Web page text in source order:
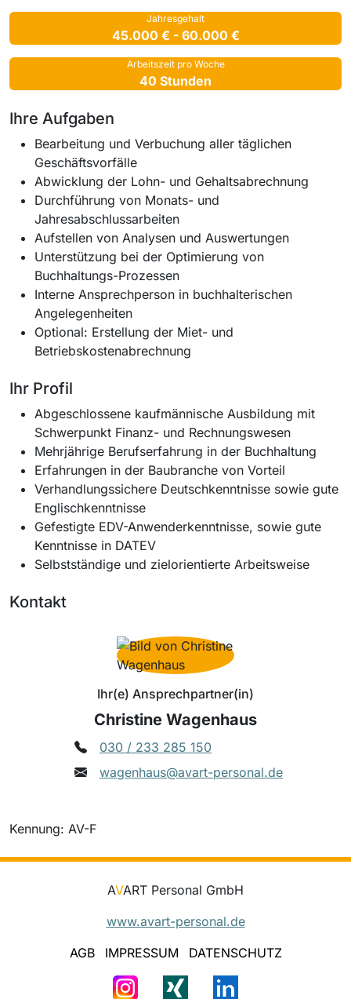
Jahresgehalt
45.000 € - 60.000 €
Arbeitszeit pro Woche
40 Stunden
Ihre Aufgaben
Bearbeitung und Verbuchung aller täglichen
Geschäftsvorfälle
Abwicklung der Lohn- und Gehaltsabrechnung
Durchführung von Monats- und
Jahresabschlussarbeiten
Aufstellen von Analysen und Auswertungen
Unterstützung bei der Optimierung von
Buchhaltungs-Prozessen
Interne Ansprechperson in buchhalterischen
Angelegenheiten
Optional: Erstellung der Miet- und
Betriebskostenabrechnung
Ihr Profil
Abgeschlossene kaufmännische Ausbildung mit
Schwerpunkt Finanz- und Rechnungswesen
Mehrjährige Berufserfahrung in der Buchhaltung
Erfahrungen in der Baubranche von Vorteil
Verhandlungssichere Deutschkenntnisse sowie gute
Englischkenntnisse
Gefestigte EDV-Anwenderkenntnisse, sowie gute
Kenntnisse in DATEV
Selbstständige und zielorientierte Arbeitsweise
Kontakt
Ihr(e) Ansprechpartner(in)
Christine Wagenhaus
030 / 233 285 150
wagenhaus@avart-personal.de
Kennung: AV-F
AVART Personal GmbH
www.avart-personal.de
AGB
IMPRESSUM DATENSCHUTZ